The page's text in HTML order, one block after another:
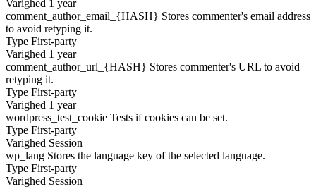
Varighed 1 year
comment_author_email_{HASH} Stores commenter's email address
to avoid retyping it.
Type First-party
Varighed 1 year
comment_author_url_{HASH} Stores commenter's URL to avoid
retyping it.
Type First-party
Varighed 1 year
wordpress_test_cookie Tests if cookies can be set.
Type First-party
Varighed Session
wp_lang Stores the language key of the selected language.
Type First-party
Varighed Session